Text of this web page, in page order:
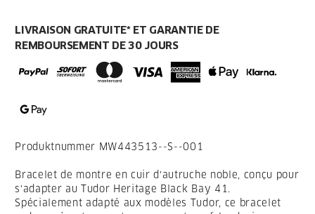
LIVRAISON GRATUITE* ET GARANTIE DE
REMBOURSEMENT DE 30 JOURS
Produktnummer MW443513--S--001
Bracelet de montre en cuir d'autruche noble, conçu pour
s'adapter au Tudor Heritage Black Bay 41.
Spécialement adapté aux modèles Tudor, ce bracelet